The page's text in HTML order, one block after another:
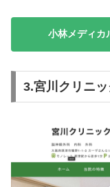
小林メディカ
3.宮川クリニッ